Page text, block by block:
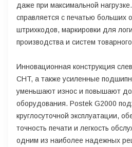
даже при максимальной
справляется с печатью больших
штрихкодов, маркировки для
производства и систем
Инновационная конструкция
CHT, а также усиленные
уменьшают износ и повышают
оборудования. Postek G2000
круглосуточной эксплуатации,
точность печати и легкость
одним из наиболее надежных